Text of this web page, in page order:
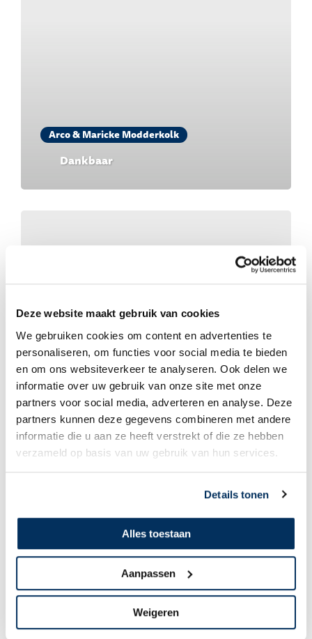
Deze website maakt gebruik van cookies
We gebruiken cookies om content en advertenties te
personaliseren, om functies voor social media te bieden
en om ons websiteverkeer te analyseren. Ook delen we
informatie over uw gebruik van onze site met onze
partners voor social media, adverteren en analyse. Deze
partners kunnen deze gegevens combineren met andere
informatie die u aan ze heeft verstrekt of die ze hebben
verzameld op basis van uw gebruik van hun services.
Details tonen
Alles toestaan
Aanpassen
Weigeren
Arco & Maricke Modderkolk
Dankbaar
Arco & Maricke Modderkolk
De uitzending naar Zuid-Soedan komt
dichterbij!
Arco & Maricke Modderkolk